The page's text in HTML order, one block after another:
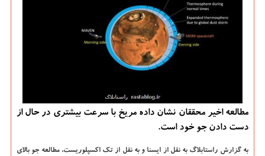
مطالعه اخیر محققان نشان داده مریخ با سرعت بیشتری در حال از
دست دادن جو خود است.
به گزارش راستابلاگ به نقل از ایسنا و به نقل از تک اکسپلوریست، مطالعه جو بالای